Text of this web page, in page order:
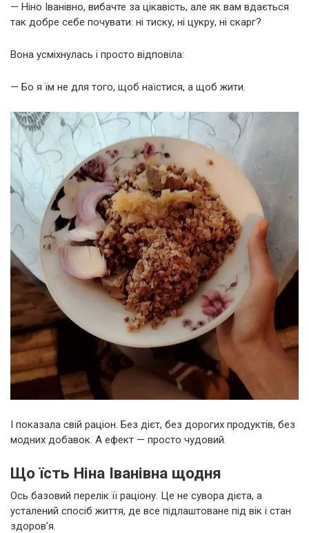
— Ніно Іванівно, вибачте за цікавість, але як вам вдається
так добре себе почувати: ні тиску, ні цукру, ні скарг?
Вона усміхнулась і просто відповіла:
— Бо я їм не для того, щоб наїстися, а щоб жити.
І показала свій раціон. Без дієт, без дорогих продуктів, без
модних добавок. А ефект — просто чудовий.
Що їсть Ніна Іванівна щодня
Ось базовий перелік її раціону. Це не сувора дієта, а
усталений спосіб життя, де все підлаштоване під вік і стан
здоров’я.